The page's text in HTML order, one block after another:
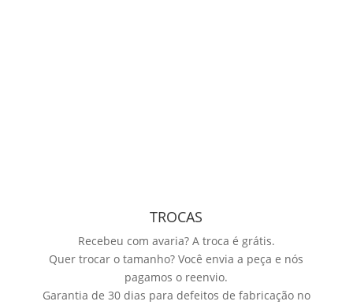
TROCAS
Recebeu com avaria? A troca é grátis.
Quer trocar o tamanho? Você envia a peça e nós
pagamos o reenvio.
Garantia de 30 dias para defeitos de fabricação no